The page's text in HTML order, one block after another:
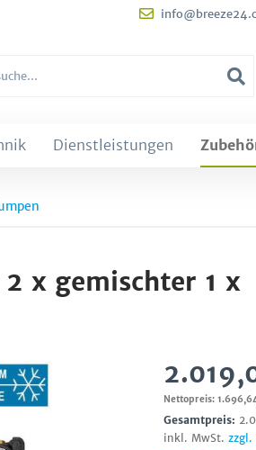
Dienstleistungen
x gemischter 1 x
Nettopreis:
Gesamtpreis:
inkl. MwSt.zzgl.